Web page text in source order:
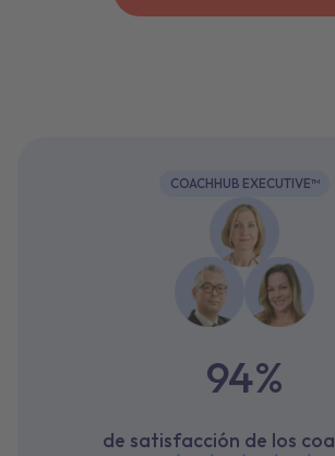
COACHHUB EXECUTIVE™
94%
de satisfacción de los